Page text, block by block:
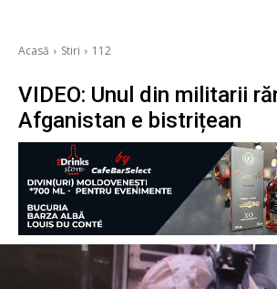
Acasă Stiri 112
VIDEO: Unul din militarii
Afganistan e bistrițean